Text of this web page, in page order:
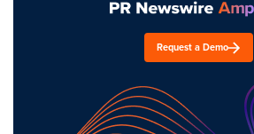
Request a Demo